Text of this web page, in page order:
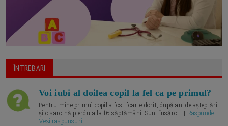
ÎNTREBARI
Voi iubi al doilea copil la fel ca pe primul?
Pentru mine primul copil a fost foarte dorit, după ani de așteptări
și o sarcină pierduta la 16 săptămâni. Sunt însărc... | Raspunde |
Vezi raspunsuri